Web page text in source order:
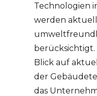
Technologien
werden
Blick auf
der
das